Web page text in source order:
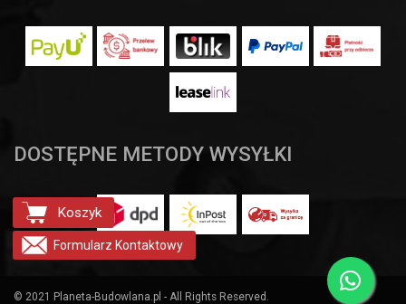
DOSTĘPNE METODY WYSYŁKI
© 2021 Planeta-Budowlana.pl - All Rights Reserved.
Formularz Kontaktowy
Koszyk